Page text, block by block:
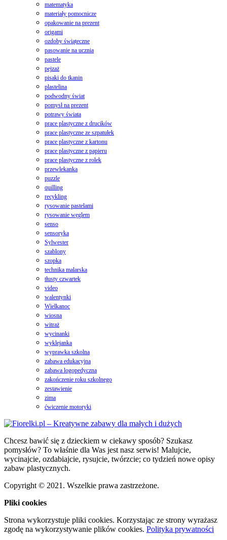
matematyka
materiały pomocnicze
opakowanie na prezent
origami
ozdoby świąteczne
pasowanie na ucznia
pastele
pejzaż
pisaki do tkanin
plastelina
podwodny świat
pomysł na prezent
potrawy świata
prace plastyczne z drucików
prace plastyczne ze szpatułek
prace plastyczne z kartonu
prace plastyczne z papieru
prace plastyczne z rolek
przewlekanka
puzzle
quilling
recykling
rysowanie pastelami
rysowanie węglem
senso
sensoryka
Sylwester
szablony
szopka
technika malarska
tłusty czwartek
video
walentynki
Wielkanoc
wiosna
witraż
wycinanki
wyklejanka
wyprawka szkolna
zabawa edukacyjna
zabawa logopedyczna
zakończenie roku szkolnego
zestawienie
zima
ćwiczenie motoryki
Chcesz bawić się z dzieckiem w ciekawy sposób? Szukasz
pomysłów? To właśnie dla Was jest nasz serwis! Malujcie,
wycinajcie, ozdabiajcie, rysujcie, twórzcie; co tydzień nowe opisy
zabaw plastycznych.
Copyright © 2021. Wszelkie prawa zastrzeżone.
Pliki cookies
Strona wykorzystuje pliki cookies. Korzystając ze strony wyrażasz
zgodę na wykorzystywanie plików cookies. Polityka prywatności